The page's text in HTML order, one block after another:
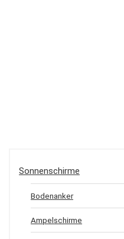
Sonnenschirme
Bodenanker
Ampelschirme